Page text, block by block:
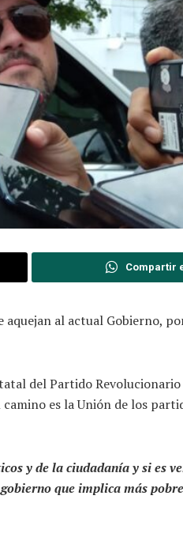
Compartir
al actual Gobierno,
del Partido
es la Unión de los
y de la ciudadanía y si es
que implica más